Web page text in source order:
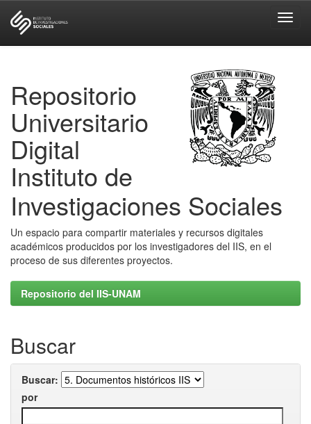
Repositorio
Universitario
Digital
Instituto de
Investigaciones Sociales
Un espacio para compartir materiales y recursos digitales
académicos producidos por los investigadores del IIS, en el
proceso de sus diferentes proyectos.
Repositorio del IIS-UNAM
Buscar
Buscar:
por